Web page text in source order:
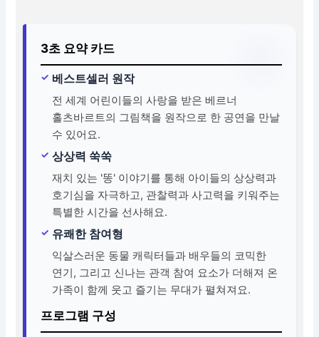
3초 요약 카드
베스트셀러 원작
전 세계 어린이들의 사랑을 받은 베르너
홀츠바르트의 그림책을 원작으로 한 공연을 만날
수 있어요.
상상력 쑥쑥
재치 있는 '똥' 이야기를 통해 아이들의 상상력과
호기심을 자극하고, 관찰력과 사고력을 키워주는
특별한 시간을 선사해요.
유쾌한 참여형
익살스러운 동물 캐릭터들과 배우들의 코믹한
연기, 그리고 신나는 관객 참여 요소가 더해져 온
가족이 함께 웃고 즐기는 무대가 펼쳐져요.
프로그램 구성